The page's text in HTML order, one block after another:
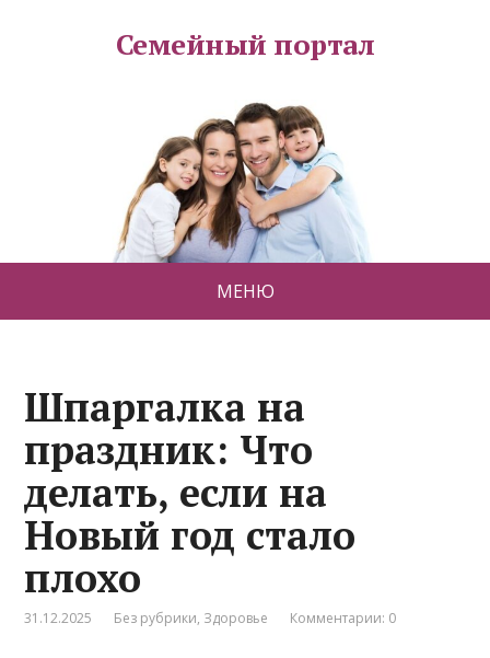
Семейный портал
МЕНЮ
Шпаргалка на
праздник: Что
делать, если на
Новый год стало
плохо
31.12.2025 Без рубрики, Здоровье Комментарии: 0